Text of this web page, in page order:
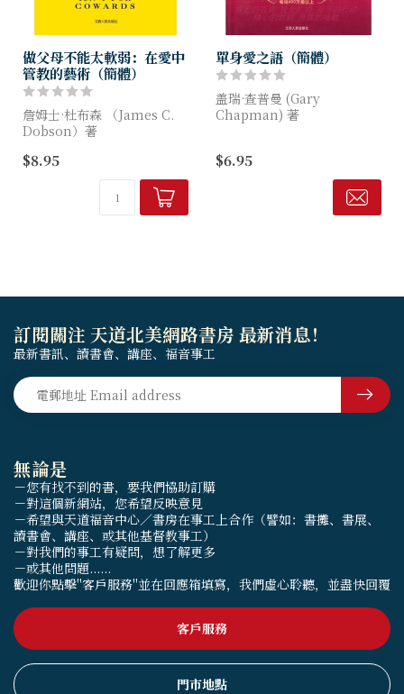
做父母不能太軟弱：在愛中
管教的藝術（簡體）
詹姆士·杜布森 （James C.
Dobson）著
这本关于建立父母信心的经典
之作，主旨是帮助家长们（即
使是那些有难缠孩子的家长
们）重新找到为人父母应该...
$8.95
單身愛之語（簡體）
盖瑞·查普曼 (Gary
Chapman) 著
爱的五种语言的研究应用于单
身者的生活。作者以自己30年
来与单身男女互动的真实...
$6.95
無論是
－您有找不到的書，要我們協助訂購
－對這個新網站，您希望反映意見
－希望與天道福音中心／書房在事工上合作（譬如：書攤、書展、
讀書會、講座、或其他基督教事工）
－對我們的事工有疑問，想了解更多
－或其他問題......
歡迎你點擊"客戶服務"並在回應箱填寫，我們虛心聆聽，並盡快回覆
客戶服務
門市地點
訂閱關注 天道北美網路書房 最新消息！
最新書訊、讀書會、講座、福音事工